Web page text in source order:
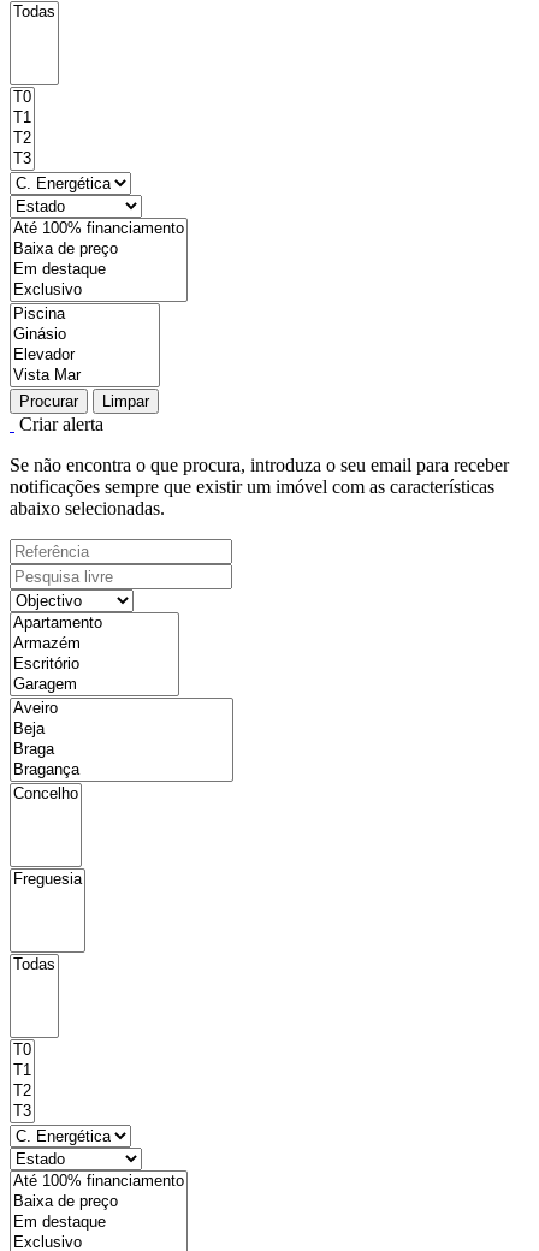
Procurar Limpar
Criar alerta
Se não encontra o que procura, introduza o seu email para receber
notificações sempre que existir um imóvel com as características
abaixo selecionadas.